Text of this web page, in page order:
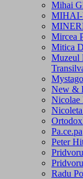
Mihai
MIHAI-
Mircea
Mitica
Muzeul
New &
Nicolae
Pa.ce.pa
Peter
Radu